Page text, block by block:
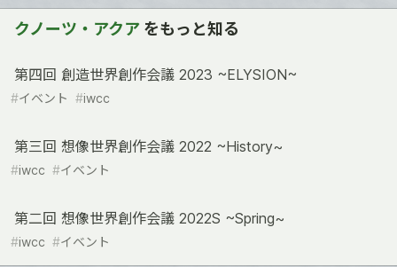
クノーツ・アクア をもっと知る
第四回 創造世界創作会議 2023 ~ELYSION~
#イベント #iwcc
第三回 想像世界創作会議 2022 ~History~
#iwcc #イベント
第二回 想像世界創作会議 2022S ~Spring~
#iwcc #イベント